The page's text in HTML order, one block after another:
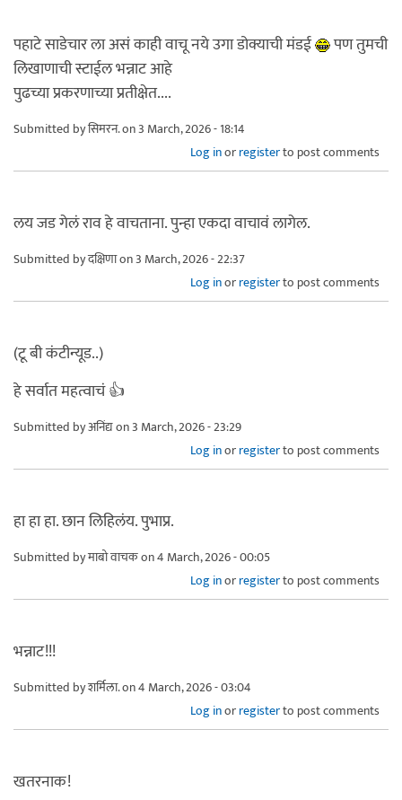
पहाटे साडेचार ला असं काही वाचू नये उगा डोक्याची मंडई
पण तुमची
लिखाणाची स्टाईल भन्नाट आहे
पुढच्या प्रकरणाच्या प्रतीक्षेत....
Submitted byसिमरन.on 3 March, 2026 - 18:14
Log inorregisterto post comments
लय जड गेलं राव हे वाचताना. पुन्हा एकदा वाचावं लागेल.
Submitted byदक्षिणाon 3 March, 2026 - 22:37
Log inorregisterto post comments
(टू बी कंटीन्यूड..)
हे सर्वात महत्वाचं 👍
Submitted byअनिंद्यon 3 March, 2026 - 23:29
Log inorregisterto post comments
हा हा हा. छान लिहिलंय. पुभाप्र.
Submitted byमाबो वाचकon 4 March, 2026 - 00:05
Log inorregisterto post comments
भन्नाट!!!
Submitted byशर्मिला.on 4 March, 2026 - 03:04
Log inorregisterto post comments
खतरनाक!